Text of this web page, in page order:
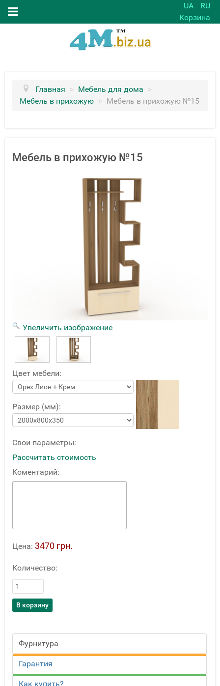
UA
RU
Корзина
Главная > Мебель для дома >
Мебель в прихожую > Мебель в прихожую №15
Мебель в прихожую №15
Увеличить изображение
Цвет мебели:
Размер (мм):
Свои параметры:
Рассчитать стоимость
Коментарий:
Цена: 3470 грн.
Количество:
Фурнитура
Гарантия
Как купить?